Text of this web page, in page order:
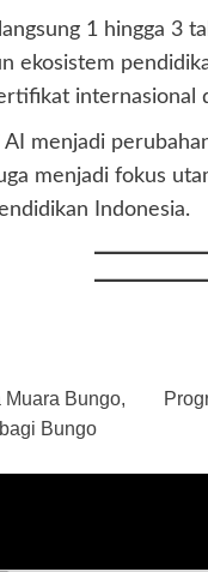
1 hingga 3
ekosistem
internasional
menjadi
menjadi fokus
Indonesia.
Bungo,
Bungo